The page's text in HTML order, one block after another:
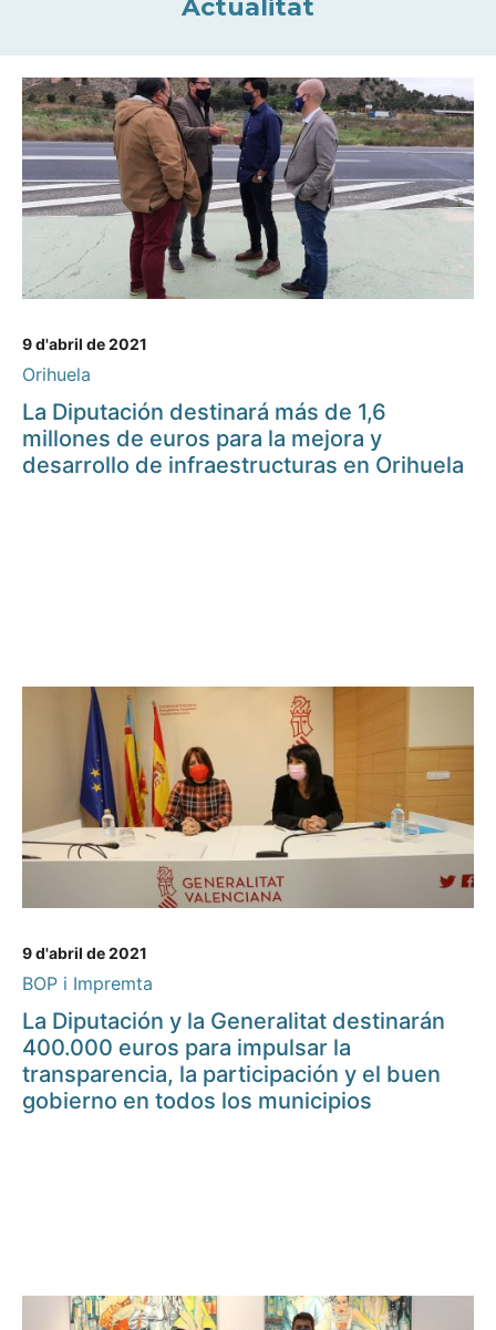
Actualitat
9 d'abril de 2021
Orihuela
La Diputación destinará más de 1,6
millones de euros para la mejora y
desarrollo de infraestructuras en Orihuela
9 d'abril de 2021
BOP i Impremta
La Diputación y la Generalitat destinarán
400.000 euros para impulsar la
transparencia, la participación y el buen
gobierno en todos los municipios